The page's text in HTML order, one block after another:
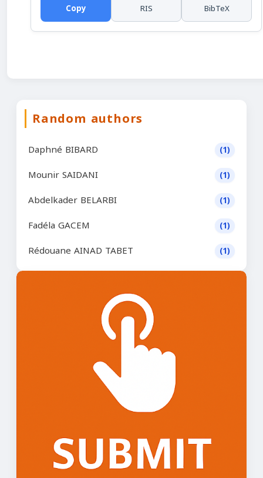
Copy RIS BibTeX
Random authors
Daphné BIBARD (1)
Mounir SAIDANI (1)
Abdelkader BELARBI (1)
Fadéla GACEM (1)
Rédouane AINAD TABET (1)